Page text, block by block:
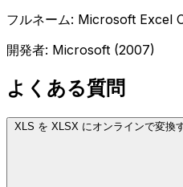
フルネーム: Microsoft Excel
開発者: Microsoft (2007)
よくある質問
XLS を XLSX にオンラインで変換